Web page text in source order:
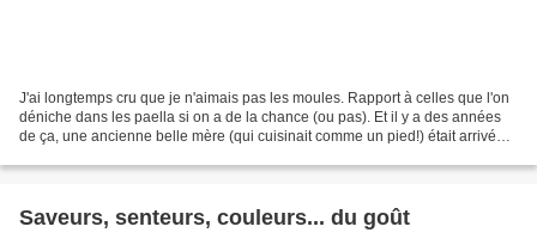
J'ai longtemps cru que je n'aimais pas les moules. Rapport à celles que l'on
déniche dans les paella si on a de la chance (ou pas). Et il y a des années
de ça, une ancienne belle mère (qui cuisinait comme un pied!) était arrivée à
Saveurs, senteurs, couleurs... du goût